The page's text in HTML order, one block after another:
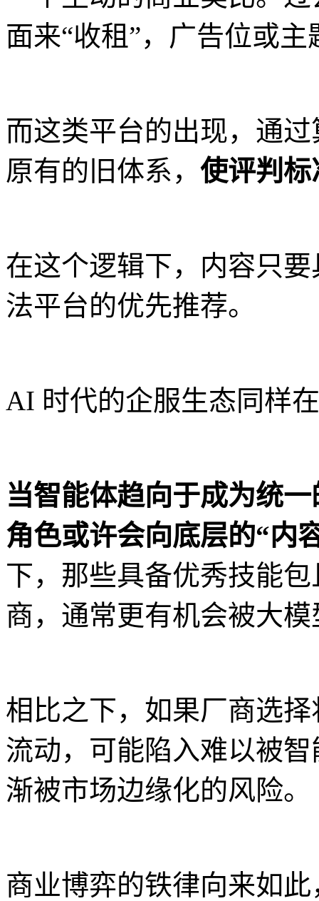
面来“收租”，广告位或
而这类平台的出现，通
原有的旧体系， 使评判
在这个逻辑下，内容只
法平台的优先推荐。
AI 时代的企服生态同样
当智能体趋向于成为统
角色或许会向底层的“内
下，那些具备优秀技能
商，通常更有机会被大
相比之下，如果厂商选
流动，可能陷入难以被
渐被市场边缘化的风险。
商业博弈的铁律向来如